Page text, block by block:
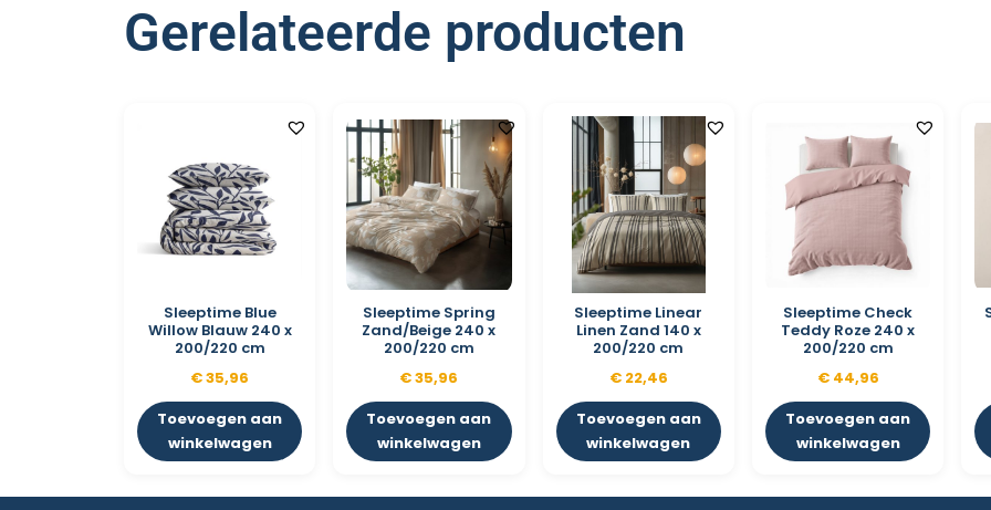
Gerelateerde producten
Sleeptime Blue
Willow Blauw 240 x
200/220 cm
€35,96
Toevoegen aan
winkelwagen
Sleeptime Spring
Zand/Beige 240 x
200/220 cm
€35,96
Toevoegen aan
winkelwagen
Sleeptime Linear
Linen Zand 140 x
200/220 cm
€22,46
Toevoegen aan
winkelwagen
Sleeptime Check
Teddy Roze 240 x
200/220 cm
€44,96
Toevoegen aan
winkelwagen